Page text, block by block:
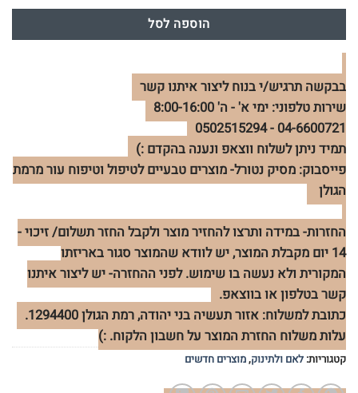
הוספה לסל
בבקשה תרגיש/י בנוח ליצור איתנו קשר
שירות טלפוני: ימי א' - ה' 8:00-16:00
04-6600721 - 0502515294
תמיד ניתן לשלוח ווצאפ ונענה בהקדם :)
פייסבוק: מסיק נטורל- מוצרים טבעיים לטיפול וטיפוח עור מרמת
הגולן
החזרות- במידה ותרצו להחזיר מוצר ולקבל החזר תשלום/ זיכוי -
14 יום מקבלת המוצר, יש לוודא שהמוצר סגור באריזתו
המקורית ולא נעשה בו שימוש. לפני ההחזרה- יש ליצור איתנו
קשר בטלפון או בווצאפ.
כתובת למשלוח: אזור תעשיה בני יהודה, רמת הגולן 1294400.
עלות משלוח החזרת המוצר על חשבון הלקוח. :)
קטגוריות: לאם ולתינוק,מוצרים חדשים